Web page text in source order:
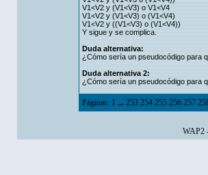
V1<V2 y (V1<V3) o V1<V4
V1<V2 y (V1<V3) o (V1<V4)
V1<V2 y ((V1<V3) o (V1<V4))
Y sigue y se complica.
Duda alternativa:
¿Cómo sería un pseudocódigo para
Duda alternativa 2:
¿Cómo sería un pseudocódigo para
Páginas: 1 ... 253 254 255 256 257
WAP2